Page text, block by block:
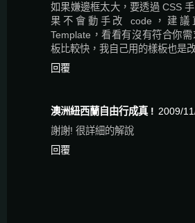
如果嫌邊框太大，要透過 CSS
果不會動手改 code，建議
Template，看看有沒有符合你
板比較快，我自己用的樣板也是
回覆
澳洲紐西蘭自由行成真 ! 2009/
謝謝! 很詳細的解說
回覆